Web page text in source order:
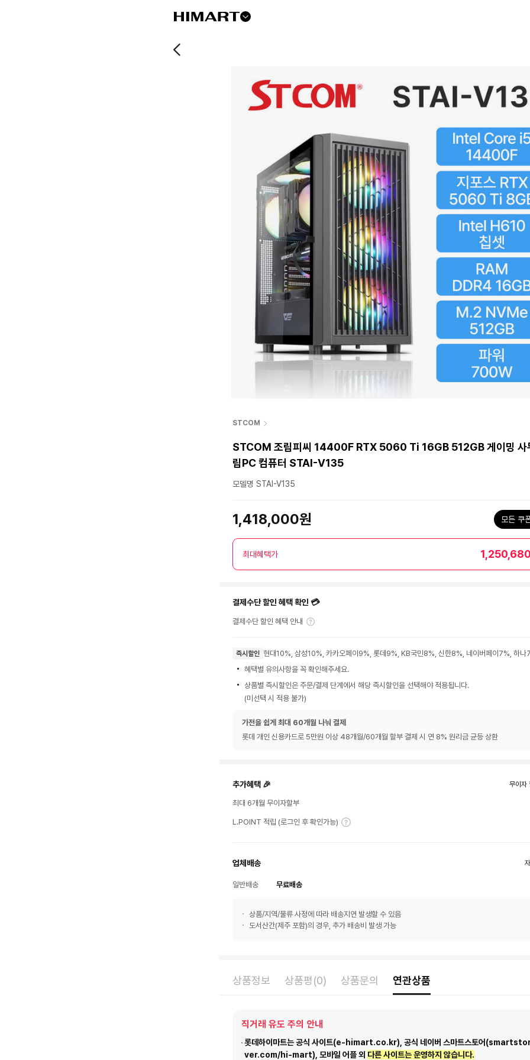
STCOM
STCOM 조립피씨 14400F RTX 5060 Ti 16GB 512GB 게이밍 사
립PC 컴퓨터 STAI-V135
모델명 STAI-V135
1,418,000원 모든 쿠
최대혜택가
결제수단 할인 혜택 확인 💳
결제수단 할인 혜택 안내
즉시할인 현대10%, 삼성10%, 카카오페이9%, 롯데9%, KB국민8%, 신한8%, 네이버페이7%, 하나
혜택별 유의사항을 꼭 확인해주세요.
상품별 즉시할인은 주문/결제 단계에서 해당 즉시할인을 선택해야 적용됩니다.
(미선택 시 적용 불가)
가전을 쉽게 최대 60개월 나눠 결제
롯데 개인 신용카드로 5만원 이상 48개월/60개월 할부 결제 시 연 8% 원리금 균등 상환
추가혜택 🎉 무이자
최대 6개월 무이자할부
L.POINT 적립 (로그인 후 확인가능)
업체배송
일반배송 무료배송
상품/지역/물류 사정에 따라 배송지연 발생할 수 있음
도서산간(제주 포함)의 경우, 추가 배송비 발생 가능
상품정보 상품평(0) 상품문의 연관상품
직거래 유도 주의 안내
롯데하이마트는 공식 사이트(e-himart.co.kr), 공식 네이버 스마트스토어
ver.com/hi-mart), 모바일 어플 외 다른 사이트는 운영하지 않습니다.